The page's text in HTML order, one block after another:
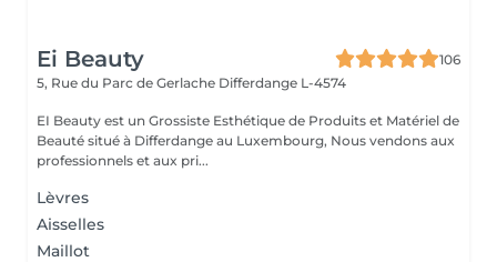
Ei Beauty
106
5, Rue du Parc de Gerlache Differdange L-4574
EI Beauty est un Grossiste Esthétique de Produits et Matériel de
Beauté situé à Differdange au Luxembourg, Nous vendons aux
professionnels et aux pri...
Lèvres
Aisselles
Maillot